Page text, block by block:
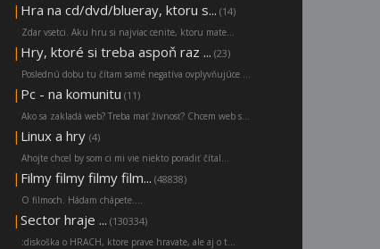
| Hra na cd/dvd/blueray, ktoru s... (14)
Zdar vsetci. Aku hru si najviac cenite, ktoru mate...
| Hry, ktoré si treba aspoň raz ... (23)
Poslednú dobu tu čítam samé negatíva ovplyvňujúce ...
| Pc - na komunitu (11)
Ako sa zakladá web? Treba mať živnosť? Chcem web s...
| Linux a hry (4)
Ahojte chcel by som ci mi vie niekto poradiť čítal...
| Filmy filmy filmy film... (48838)
O filmoch. Hádam chápete....
| Sector hraje ... (130334)
:diskoška o HRACH, ktore prave hravate, ale aj o t...